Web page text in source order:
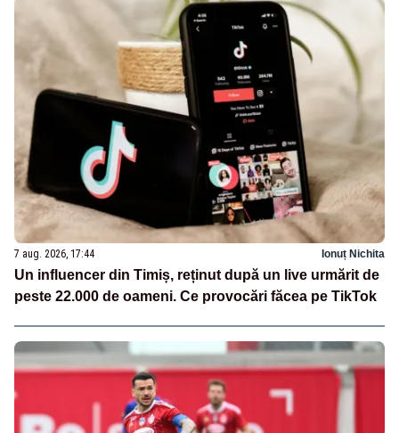
7 aug. 2026, 17:44 Ionuț Nichita
Un influencer din Timiș, reținut după un live urmărit de
peste 22.000 de oameni. Ce provocări făcea pe TikTok